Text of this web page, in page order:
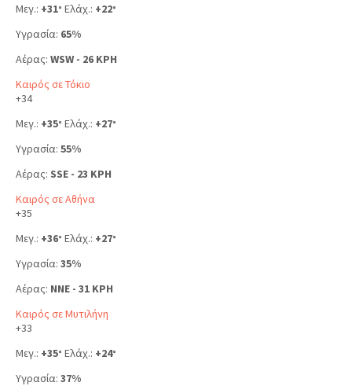
Μεγ.: +31° Ελάχ.: +22°
Υγρασία: 65%
Αέρας: WSW - 26 KPH
Καιρός σε Τόκιο
+34
Μεγ.: +35° Ελάχ.: +27°
Υγρασία: 55%
Αέρας: SSE - 23 KPH
Καιρός σε Αθήνα
+35
Μεγ.: +36° Ελάχ.: +27°
Υγρασία: 35%
Αέρας: NNE - 31 KPH
Καιρός σε Μυτιλήνη
+33
Μεγ.: +35° Ελάχ.: +24°
Υγρασία: 37%